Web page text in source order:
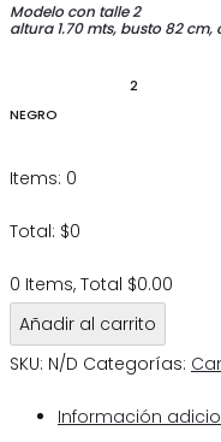
Modelo con talle 2
altura 1.70 mts, busto 82
2
NEGRO
Items: 0
Total: $0
0 Items, Total $0.00
Añadir al carrito
SKU: N/D Categorías:
Información